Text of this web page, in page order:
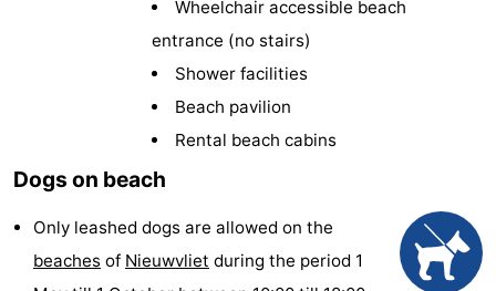
Nieuwvliet-
Meulinge
EuroParcs
Wheelchair accessible beach
entrance (no stairs)
Shower facilities
Beach pavilion
Rental beach cabins
Dogs on beach
Only leashed dogs are allowed on the
beaches of Nieuwvliet during the period 1